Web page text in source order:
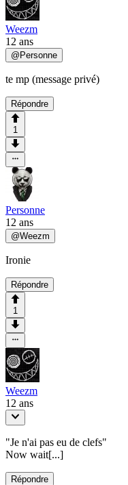
Weezm
12 ans
@ Personne
te mp (message privé)
Répondre
1
Personne
12 ans
@Weezm
Ironie
Répondre
1
Weezm
12 ans
"Je n'ai pas eu de clefs"
Now wait[...]
Répondre